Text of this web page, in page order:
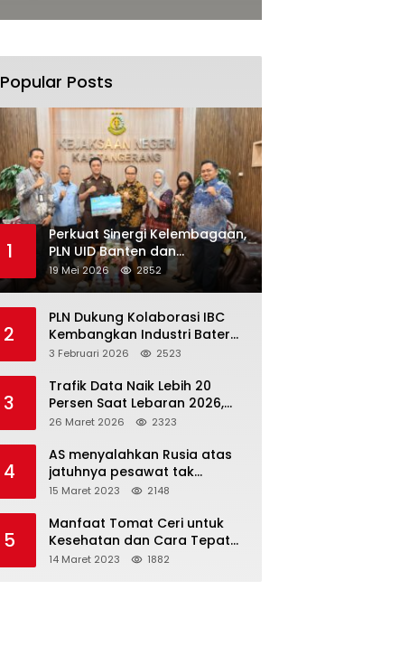
Popular Posts
1
Perkuat Sinergi Kelembagaan,
PLN UID Banten dan
Kejaksaan Negeri Kabupaten
Tangerang Kolaborasi
19 Mei 2026 2852
2
PLN Dukung Kolaborasi IBC
Kembangkan Industri Baterai
Terintegrasi, Investasi Capai
3 Februari 2026 2523
3
Trafik Data Naik Lebih 20
Persen Saat Lebaran 2026,
Indosat Buktikan Jaringan
Pemudik
26 Maret 2026 2323
4
AS menyalahkan Rusia atas
jatuhnya pesawat tak
berawak di Laut Hitam,
15 Maret 2023 2148
5
Manfaat Tomat Ceri untuk
Kesehatan dan Cara Tepat
Mengonsumsinya
14 Maret 2023 1882